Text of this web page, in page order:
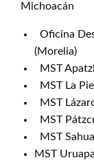
Michoacán
Oficina
(Morelia)
MST
MST La
MST
MST
MST
MST